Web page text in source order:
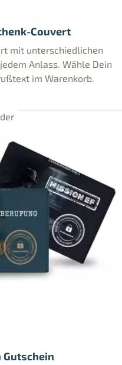
Couvert
mit unterschiedlichen
Anlass. Wähle Dein
im Warenkorb.
Gutschein